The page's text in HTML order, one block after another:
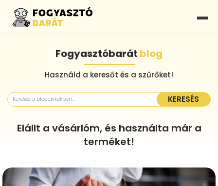
Fogyasztóbarát blog
Használd a keresőt és a szűrőket!
KERESÉS
Elállt a vásárlóm, és használta már a
terméket!